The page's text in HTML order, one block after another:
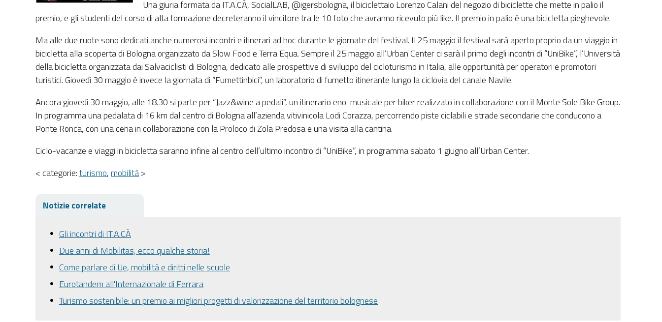
Una giuria formata da IT.A.CÀ, SocialLAB, @igersbologna, il biciclettaio Lorenzo Calani del negozio di biciclette che mette in palio il
premio, e gli studenti del corso di alta formazione decreteranno il vincitore tra le 10 foto che avranno ricevuto più like. Il premio in palio è una bicicletta pieghevole.
Ma alle due ruote sono dedicati anche numerosi incontri e itinerari ad hoc durante le giornate del festival. Il 25 maggio il festival sarà aperto proprio da un viaggio in
bicicletta alla scoperta di Bologna organizzato da Slow Food e Terra Equa. Sempre il 25 maggio all’Urban Center ci sarà il primo degli incontri di “UniBike”, l’Università
della bicicletta organizzata dai Salvaciclisti di Bologna, dedicato alle prospettive di sviluppo del cicloturismo in Italia, alle opportunità per operatori e promotori
turistici. Giovedì 30 maggio è invece la giornata di “Fumettinbici”, un laboratorio di fumetto itinerante lungo la ciclovia del canale Navile.
Ancora giovedì 30 maggio, alle 18.30 si parte per “Jazz&wine a pedali”, un itinerario eno-musicale per biker realizzato in collaborazione con il Monte Sole Bike Group.
In programma una pedalata di 16 km dal centro di Bologna all’azienda vitivinicola Lodi Corazza, percorrendo piste ciclabili e strade secondarie che conducono a
Ponte Ronca, con una cena in collaborazione con la Proloco di Zola Predosa e una visita alla cantina.
Ciclo-vacanze e viaggi in bicicletta saranno infine al centro dell’ultimo incontro di “UniBike”, in programma sabato 1 giugno all’Urban Center.
< categorie:turismo,mobilità>
Notizie correlate
Gli incontri di IT.A.CÀ
Due anni di Mobilitas, ecco qualche storia!
Come parlare di Ue, mobilità e diritti nelle scuole
Eurotandem all'Internazionale di Ferrara
Turismo sostenibile: un premio ai migliori progetti di valorizzazione del territorio bolognese